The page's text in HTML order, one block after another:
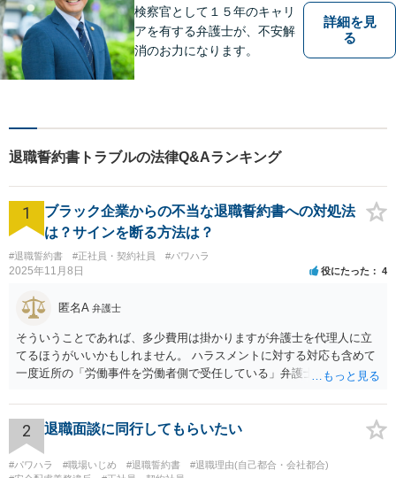
めています。
検察官として１５年のキャリ
アを有する弁護士が、不安解
消のお力になります。
詳細を見
る
退職誓約書トラブルの法律Q&Aランキング
1
ブラック企業からの不当な退職誓約書への対処法
は？サインを断る方法は？
#退職誓約書 #正社員・契約社員 #パワハラ
2025年11月8日 役にたった 4
匿名A 弁護士
そういうことであれば、多少費用は掛かりますが弁護士を代理人に立
てるほうがいいかもしれません。 ハラスメントに対する対応も含めて
一度近所の「労働事件を労働者側で受任している」弁護士（労働弁護
している弁護士であればなお安心です。
2 退職面談に同行してもらいたい
#パワハラ #職場いじめ #退職誓約書
#退職理由(自己都合・会社都合)